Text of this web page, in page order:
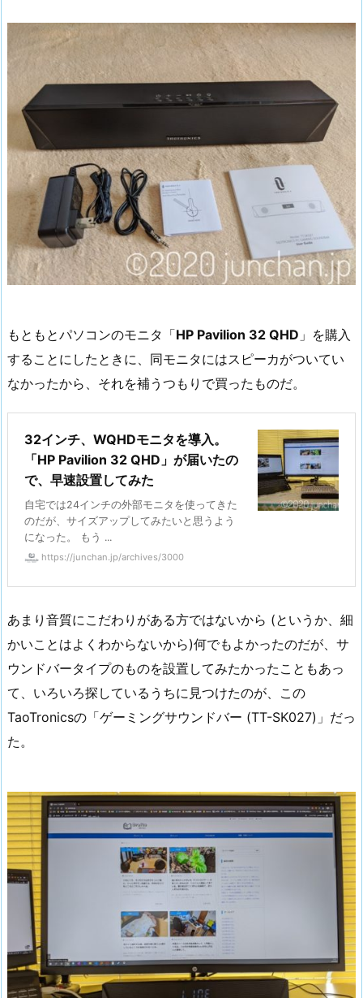
もともとパソコンのモニタ「HP Pavilion 32 QHD 」を購入
することにしたときに、同モニタにはスピーカがついてい
なかったから、それを補うつもりで買ったものだ。
32インチ、WQHDモニタを導入。
「HP Pavilion 32 QHD」が届いたの
で、早速設置してみた
自宅では24インチの外部モニタを使ってきた
のだが、サイズアップしてみたいと思うよう
になった。 もう ...
https://junchan.jp/archives/3000
あまり音質にこだわりがある方ではないから (というか、細
かいことはよくわからないから)何でもよかったのだが、サ
ウンドバータイプのものを設置してみたかったこともあっ
て、いろいろ探しているうちに見つけたのが、この
TaoTronicsの「ゲーミングサウンドバー (TT-SK027)」だっ
た。